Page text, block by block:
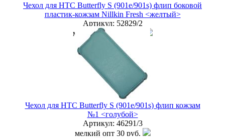
Чехол для HTC Butterfly S (901e/901s) флип боковой
пластик-кожзам Nillkin Fresh <желтый>
Артикул: 52829/2
мелкий опт
опт
75 руб.
дилер
65 руб.
Новая цена
60 руб.
Наличие:
купить в розницу
Чехол для HTC Butterfly S (901e/901s) флип кожзам
№1 <голубой>
Артикул: 46291/3
мелкий опт 30 руб.